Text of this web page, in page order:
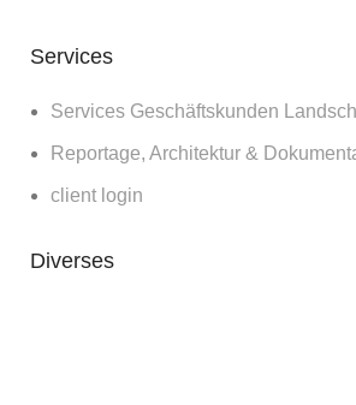
Services
Services Geschäftskunden
Reportage, Architektur &
client login
Diverses